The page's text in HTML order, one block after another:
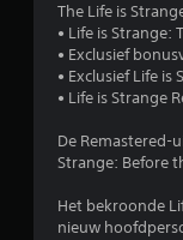
The Life is
• Life is Strange:
• Exclusief
• Exclusief Life is
• Life is Strange
De Remastered-
Strange: Before
Het bekroonde
nieuw